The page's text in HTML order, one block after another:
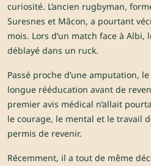
curiosité. L’ancien rugbyman,
Suresnes et Mâcon, a pourtant
mois. Lors d’un match face à
déblayé dans un ruck.
Passé proche d’une amputation,
longue rééducation avant de
premier avis médical n’allait
le courage, le mental et le travail
permis de revenir.
Récemment, il a tout de même